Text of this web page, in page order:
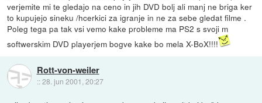
verjemite mi te gledajo na ceno in jih DVD bolj ali manj ne briga ker
to kupujejo sineku /hcerkici za igranje in ne za sebe gledat filme .
Poleg tega pa tak vsi vemo kake probleme ma PS2 s svoji m
softwerskim DVD playerjem bogve kake bo mela X-BoX!!!!
Rott-von-weiler
::28. jun 2001, 20:27